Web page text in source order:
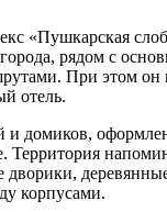
«Пушкарская
рядом с
При этом он
отель.
и домиков,
Территория
дворики,
корпусами.